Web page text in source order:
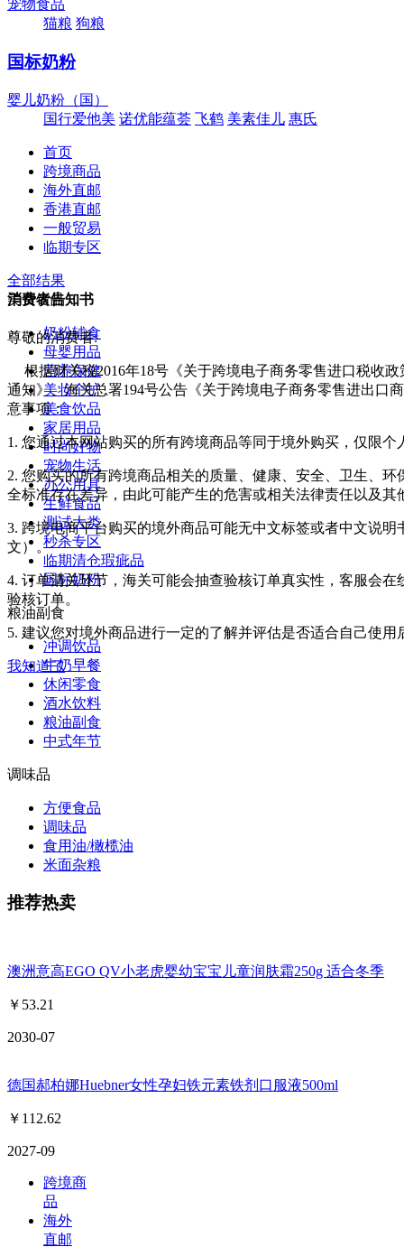
宠物食品
猫粮 狗粮
国标奶粉
婴儿奶粉（国）
国行爱他美 诺优能蕴荟 飞鹤 美素佳儿 惠氏
首页
跨境商品
海外直邮
香港直邮
一般贸易
临期专区
消费者告知书
尊敬的消费者:
根据财关税2016年18号《关于跨境电子商务零售进口税收
通知》、海关总署194号公告《关于跨境电子商务零售进出口
意事项：
1. 您通过本网站购买的所有跨境商品等同于境外购买，仅限
2. 您购买的所有跨境商品相关的质量、健康、安全、卫生、
全标准存在差异，由此可能产生的危害或相关法律责任以及
3. 跨境电商平台购买的境外商品可能无中文标签或者中文说
文）。
4. 订单清关环节，海关可能会抽查验核订单真实性，客服会
验核订单。
5. 建议您对境外商品进行一定的了解并评估是否适合自己使用
我知道了
全部结果
美食饮品
奶粉辅食
母婴用品
营养保健
美妆个护
美食饮品
家居用品
时尚好物
宠物生活
办公用具
生鲜食品
测试大类
秒杀专区
临期清仓瑕疵品
国标奶粉
粮油副食
冲调饮品
牛奶早餐
休闲零食
酒水饮料
粮油副食
中式年节
调味品
方便食品
调味品
食用油/橄榄油
米面杂粮
推荐热卖
澳洲意高EGO QV小老虎婴幼宝宝儿童润肤霜250g 适合冬季
￥ 53.21
2030-07
德国郝柏娜Huebner女性孕妇铁元素铁剂口服液500ml
￥ 112.62
2027-09
跨境商
品
海外
直邮